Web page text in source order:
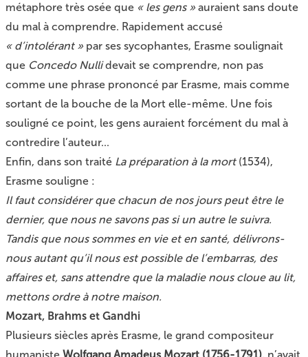
métaphore très osée que « les gens »auraient sans doute
du mal à comprendre. Rapidement accusé
« d’intolérant »par ses sycophantes, Erasme soulignait
que Concedo Nullidevait se comprendre, non pas
comme une phrase prononcé par Erasme, mais comme
sortant de la bouche de la Mort elle-même. Une fois
souligné ce point, les gens auraient forcément du mal à
contredire l’auteur...
Enfin, dans son traité La préparation à la mort(1534),
Erasme souligne :
Il faut considérer que chacun de nos jours peut être le
dernier, que nous ne savons pas si un autre le suivra.
Tandis que nous sommes en vie et en santé, délivrons-
nous autant qu’il nous est possible de l’embarras, des
affaires et, sans attendre que la maladie nous cloue au lit,
mettons ordre à notre maison.
Mozart, Brahms et Gandhi
Plusieurs siècles après Erasme, le grand compositeur